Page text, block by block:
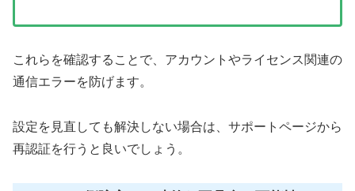
これらを確認することで、アカウントやライセンス関連の
通信エラーを防げます。
設定を見直しても解決しない場合は、サポートページから
再認証を行うと良いでしょう。